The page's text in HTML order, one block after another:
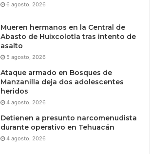
6 agosto, 2026
Mueren hermanos en la Central de
Abasto de Huixcolotla tras intento de
asalto
5 agosto, 2026
Ataque armado en Bosques de
Manzanilla deja dos adolescentes
heridos
4 agosto, 2026
Detienen a presunto narcomenudista
durante operativo en Tehuacán
4 agosto, 2026